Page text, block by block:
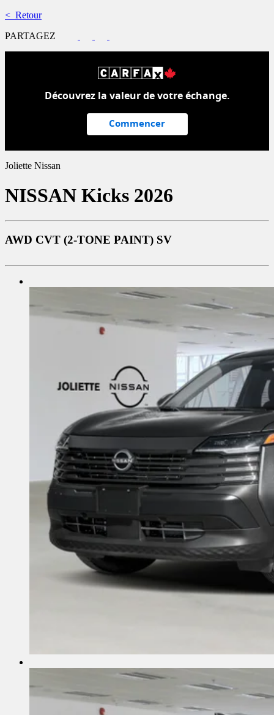
< Retour
PARTAGEZ
Découvrez la valeur de votre échange.
Commencer
Joliette Nissan
NISSAN Kicks 2026
AWD CVT (2-TONE PAINT) SV